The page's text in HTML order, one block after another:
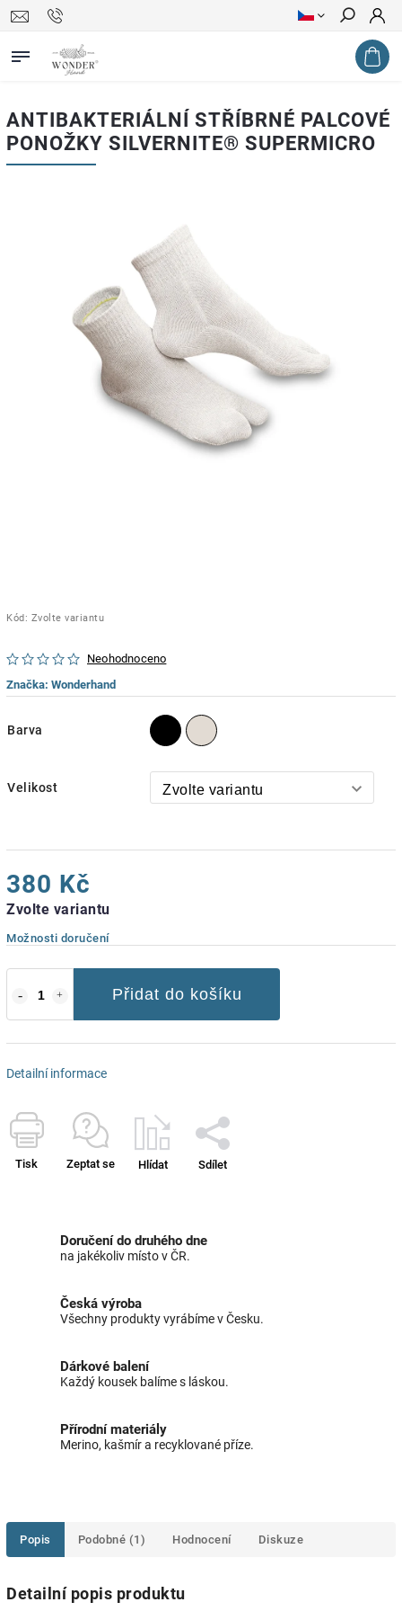
Hledat
ANTIBAKTERIÁLNÍ STŘÍBRNÉ PALCOVÉ
PONOŽKY SILVERNITE® SUPERMICRO
Kód: Zvolte variantu
Neohodnoceno
Značka: Wonderhand
Barva
Velikost
380 Kč
Zvolte variantu
Možnosti doručení
Přidat do košíku
Detailní informace
Tisk Zeptat se Hlídat Sdílet
Doručení do druhého dne
na jakékoliv místo v ČR.
Česká výroba
Všechny produkty vyrábíme v Česku.
Dárkové balení
Každý kousek balíme s láskou.
Přírodní materiály
Merino, kašmír a recyklované příze.
Popis Podobné (1) Hodnocení Diskuze
Detailní popis produktu